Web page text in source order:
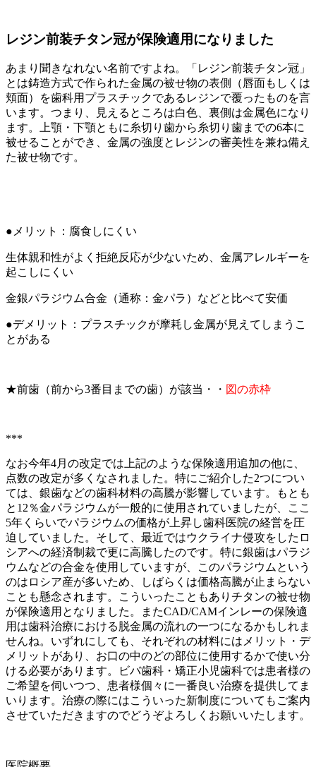
レジン前装チタン冠が保険適用になりました
あまり聞きなれない名前ですよね。「レジン前装チタン冠」
とは鋳造方式で作られた金属の被せ物の表側（唇面もしくは
頬面）を歯科用プラスチックであるレジンで覆ったものを言
います。つまり、見えるところは白色、裏側は金属色になり
ます。上顎・下顎ともに糸切り歯から糸切り歯までの6本に
被せることができ、金属の強度とレジンの審美性を兼ね備え
た被せ物です。
●メリット：腐食しにくい
生体親和性がよく拒絶反応が少ないため、金属アレルギーを
起こしにくい
金銀パラジウム合金（通称：金パラ）などと比べて安価
●デメリット：プラスチックが摩耗し金属が見えてしまうこ
とがある
★前歯（前から3番目までの歯）が該当・・ 図の赤枠
***
なお今年4月の改定では上記のような保険適用追加の他に、
点数の改定が多くなされました。特にご紹介した2つについ
ては、銀歯などの歯科材料の高騰が影響しています。もとも
と12％金パラジウムが一般的に使用されていましたが、ここ
5年くらいでパラジウムの価格が上昇し歯科医院の経営を圧
迫していました。そして、最近ではウクライナ侵攻をしたロ
シアへの経済制裁で更に高騰したのです。特に銀歯はパラジ
ウムなどの合金を使用していますが、このパラジウムという
のはロシア産が多いため、しばらくは価格高騰が止まらない
ことも懸念されます。こういったこともありチタンの被せ物
が保険適用となりました。またCAD/CAMインレーの保険適
用は歯科治療における脱金属の流れの一つになるかもしれま
せんね。いずれにしても、それぞれの材料にはメリット・デ
メリットがあり、お口の中のどの部位に使用するかで使い分
ける必要があります。ビバ歯科・矯正小児歯科では患者様の
ご希望を伺いつつ、患者様個々に一番良い治療を提供してま
いります。治療の際にはこういった新制度についてもご案内
させていただきますのでどうぞよろしくお願いいたします。